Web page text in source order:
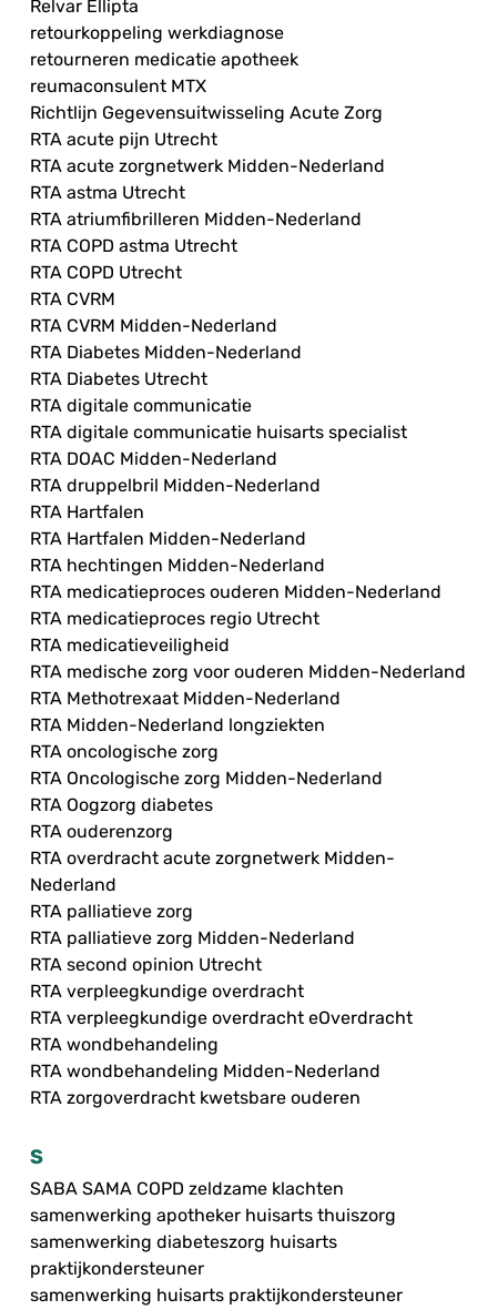
Relvar Ellipta
retourkoppeling werkdiagnose
retourneren medicatie apotheek
reumaconsulent MTX
Richtlijn Gegevensuitwisseling Acute Zorg
RTA acute pijn Utrecht
RTA acute zorgnetwerk Midden-Nederland
RTA astma Utrecht
RTA atriumfibrilleren Midden-Nederland
RTA COPD astma Utrecht
RTA COPD Utrecht
RTA CVRM
RTA CVRM Midden-Nederland
RTA Diabetes Midden-Nederland
RTA Diabetes Utrecht
RTA digitale communicatie
RTA digitale communicatie huisarts specialist
RTA DOAC Midden-Nederland
RTA druppelbril Midden-Nederland
RTA Hartfalen
RTA Hartfalen Midden-Nederland
RTA hechtingen Midden-Nederland
RTA medicatieproces ouderen Midden-Nederland
RTA medicatieproces regio Utrecht
RTA medicatieveiligheid
RTA medische zorg voor ouderen Midden-Nederland
RTA Methotrexaat Midden-Nederland
RTA Midden-Nederland longziekten
RTA oncologische zorg
RTA Oncologische zorg Midden-Nederland
RTA Oogzorg diabetes
RTA ouderenzorg
RTA overdracht acute zorgnetwerk Midden-
Nederland
RTA palliatieve zorg
RTA palliatieve zorg Midden-Nederland
RTA second opinion Utrecht
RTA verpleegkundige overdracht
RTA verpleegkundige overdracht eOverdracht
RTA wondbehandeling
RTA wondbehandeling Midden-Nederland
RTA zorgoverdracht kwetsbare ouderen
S
SABA SAMA COPD zeldzame klachten
samenwerking apotheker huisarts thuiszorg
samenwerking diabeteszorg huisarts
praktijkondersteuner
samenwerking huisarts praktijkondersteuner